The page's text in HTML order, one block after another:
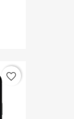
favorite_border